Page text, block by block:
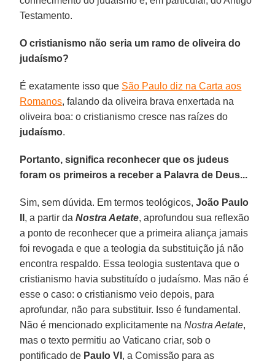
Testamento.
O cristianismo não seria um ramo de oliveira do
judaísmo?
É exatamente isso que São Paulo diz na Carta aos
Romanos, falando da oliveira brava enxertada na
oliveira boa: o cristianismo cresce nas raízes do
judaísmo.
Portanto, significa reconhecer que os judeus
foram os primeiros a receber a Palavra de Deus...
Sim, sem dúvida. Em termos teológicos,João Paulo
, a partir daNostra Aetate, aprofundou sua reflexão
a ponto de reconhecer que a primeira aliança jamais
foi revogada e que a teologia da substituição já não
encontra respaldo. Essa teologia sustentava que o
cristianismo havia substituído o judaísmo. Mas não é
esse o caso: o cristianismo veio depois, para
aprofundar, não para substituir. Isso é fundamental.
Não é mencionado explicitamente naNostra Aetate,
mas o texto permitiu ao Vaticano criar, sob o
pontificado de Paulo VI , a Comissão para as